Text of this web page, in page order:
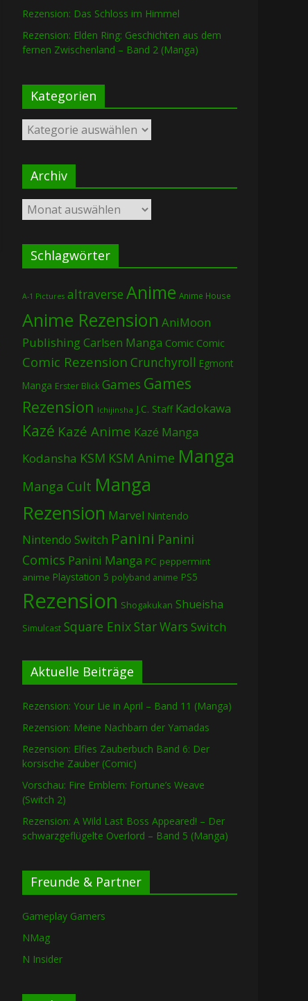
Rezension: Das Schloss im Himmel
Rezension: Elden Ring: Geschichten aus dem
fernen Zwischenland – Band 2 (Manga)
Kategorien
Kategorien
Archiv
Archiv
Schlagwörter
A-1 Pictures altraverse Anime Anime House
Anime Rezension AniMoon
PublishingCarlsen Manga Comic Comic
Comic Rezension Crunchyroll Egmont
Manga Erster Blick Games Games
Rezension Ichijinsha J.C. Staff Kadokawa
Kazé Kazé Anime Kazé Manga
Kodansha KSM KSM Anime Manga
Manga Cult Manga
Rezension Marvel Nintendo
Nintendo Switch Panini Panini
Comics Panini Manga PC peppermint
anime Playstation 5 polyband anime PS5
Rezension Shogakukan Shueisha
Simulcast Square EnixStar Wars Switch
Aktuelle Beiträge
Rezension: Your Lie in April – Band 11 (Manga)
Rezension: Meine Nachbarn der Yamadas
Rezension: Elfies Zauberbuch Band 6: Der
korsische Zauber (Comic)
Vorschau: Fire Emblem: Fortune’s Weave
(Switch 2)
Rezension: A Wild Last Boss Appeared! – Der
schwarzgeflügelte Overlord – Band 5 (Manga)
Freunde & Partner
Gameplay Gamers
NMag
N Insider